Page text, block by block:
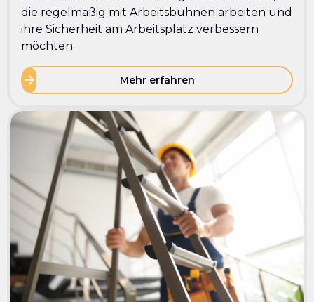
die regelmäßig mit Arbeitsbühnen arbeiten und
ihre Sicherheit am Arbeitsplatz verbessern
möchten.
Mehr erfahren